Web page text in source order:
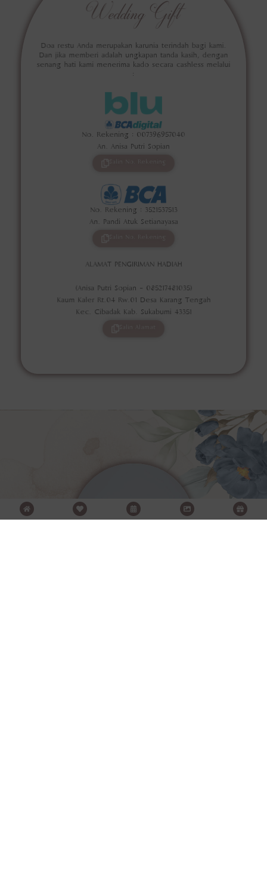
Wedding Gift
Doa restu Anda merupakan karunia terindah bagi kami.
Dan jika memberi adalah ungkapan tanda kasih, dengan
senang hati kami menerima kado secara cashless melalui
:
No. Rekening : 007396957040
An. Anisa Putri Sopian
No. Rekening : 3521537513
An. Pandi Atuk Setianayasa
ALAMAT PENGIRIMAN HADIAH
(Anisa Putri Sopian - 085217481035)
Kaum Kaler Rt.04 Rw.01 Desa Karang Tengah
Kec. Cibadak Kab. Sukabumi 43351